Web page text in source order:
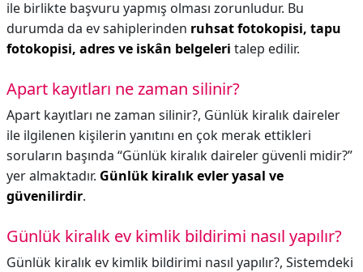
ile birlikte başvuru yapmış olması zorunludur. Bu
durumda da ev sahiplerinden ruhsat fotokopisi, tapu
fotokopisi, adres ve iskân belgeleri talep edilir.
Apart kayıtları ne zaman silinir?
Apart kayıtları ne zaman silinir?, Günlük kiralık daireler
ile ilgilenen kişilerin yanıtını en çok merak ettikleri
soruların başında “Günlük kiralık daireler güvenli midir?”
yer almaktadır. Günlük kiralık evler yasal ve
güvenilirdir.
Günlük kiralık ev kimlik bildirimi nasıl yapılır?
Günlük kiralık ev kimlik bildirimi nasıl yapılır?, Sistemdeki